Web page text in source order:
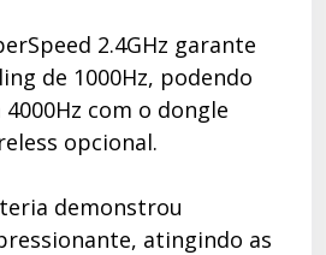
2.4GHz garante
de 1000Hz, podendo
com o dongle
opcional.
demonstrou
atingindo as